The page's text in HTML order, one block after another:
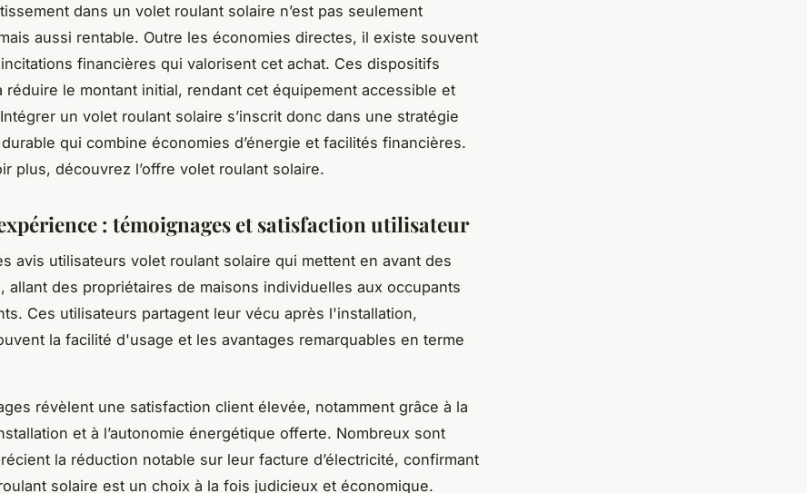
dans un volet roulant solaire n’est pas seulement
aussi rentable. Outre les économies directes, il existe souvent
financières qui valorisent cet achat. Ces dispositifs
réduire le montant initial, rendant cet équipement accessible et
un volet roulant solaire s’inscrit donc dans une stratégie
qui combine économies d’énergie et facilités financières.
plus, découvrez l’offre volet roulant solaire.
: témoignages et satisfaction utilisateur
avis utilisateurs volet roulant solaire qui mettent en avant des
allant des propriétaires de maisons individuelles aux occupants
Ces utilisateurs partagent leur vécu après l'installation,
la facilité d'usage et les avantages remarquables en terme
révèlent une satisfaction client élevée, notamment grâce à la
et à l’autonomie énergétique offerte. Nombreux sont
la réduction notable sur leur facture d’électricité, confirmant
solaire est un choix à la fois judicieux et économique.